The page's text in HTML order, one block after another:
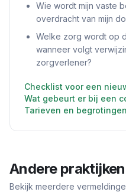
Wie wordt mijn vaste
overdracht van mijn
Welke zorg wordt op
wanneer volgt
zorgverlener?
Checklist voor een
Wat gebeurt er bij een
Tarieven en
Andere
Bekijk meerdere